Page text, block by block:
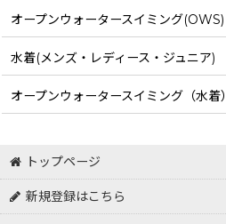
オープンウォータースイミング(OWS)
水着(メンズ・レディース・ジュニア)
オープンウォータースイミング（水着）
トップページ
新規登録はこちら